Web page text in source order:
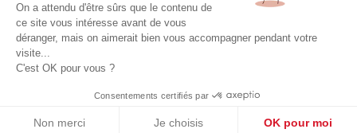
Politique de confidentialité
Données personnelles
On a attendu d'être sûrs que le contenu de
ce site vous intéresse avant de vous
déranger, mais on aimerait bien vous accompagner pendant votre
visite...
C'est OK pour vous ?
Consentements certifiés par
Non merci Je choisis OK pour moi